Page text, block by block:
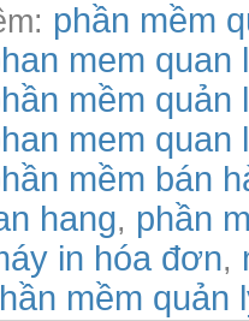
phần mềm
mem quan
mềm quản
mem quan
mềm bán
hang, phần
in hóa đơn,
mềm quản